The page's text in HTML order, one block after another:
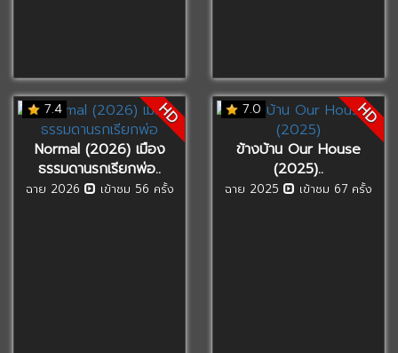
7.4 HD
Normal (2026) เมือง
ธรรมดานรกเรียกพ่อ..
ฉาย 2026 เข้าชม 56 ครั้ง
7.0 HD
ข้างบ้าน Our House
(2025)..
ฉาย 2025 เข้าชม 67 ครั้ง